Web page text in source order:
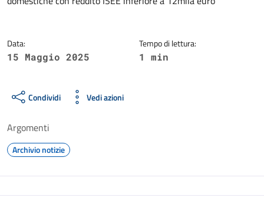
Data:
15 Maggio 2025
Tempo di lettura:
1 min
Condividi Vedi azioni
Argomenti
Archivio notizie